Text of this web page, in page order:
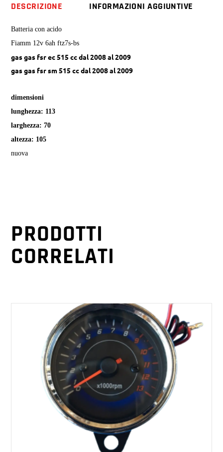
sm
quantity
DESCRIZIONE INFORMAZIONI AGGIUNTIVE
Batteria con acido
Fiamm 12v 6ah ftz7s-bs
gas gas fsr ec 515 cc dal 2008 al 2009
gas gas fsr sm 515 cc dal 2008 al 2009
dimensioni
lunghezza: 113
larghezza: 70
altezza: 105
nuova
PRODOTTI
CORRELATI
AGGIUNGI AL CARRELLO